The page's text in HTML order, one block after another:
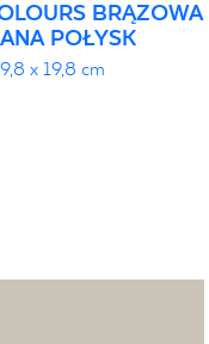
BRĄZOWA
POŁYSK
x 19,8 cm